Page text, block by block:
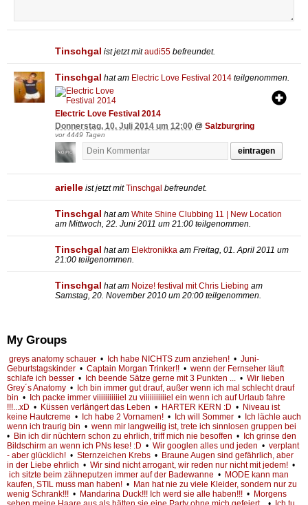
Tinschgal ist jetzt mitaudi55 befreundet.
Tinschgal hat am Electric Love Festival 2014 teilgenommen.
Electric Love Festival 2014
Donnerstag, 10. Juli 2014 um 12:00 @ Salzburgring
vor 4449 Tagen
eintragen
arielle ist jetzt mitTinschgal befreundet.
Tinschgal hat am White Shine Clubbing 11 | New Location
am Mittwoch, 22. Juni 2011 um 21:00 teilgenommen.
Tinschgal hat am Elektronikka am Freitag, 01. April 2011 um
21:00 teilgenommen.
Tinschgal hat am Noize! festival mit Chris Liebing am
Samstag, 20. November 2010 um 20:00 teilgenommen.
My Groups
greys anatomy schauer • Ich habe NICHTS zum anziehen! • Juni-
Geburtstagskinder • Captain Morgan Trinker!! • wenn der Fernseher läuft
schlafe ich besser • Ich beende Sätze gerne mit 3 Punkten ... • Wir lieben
Grey´s Anatomy •
Ich bin immer gut drauf, außer wenn ich mal schlecht drauf
bin •
Ich packe immer viiiiiiiiiiiel zu viiiiiiiiiiiel ein wenn ich auf Urlaub fahre
!!!...xD • Küssen verlängert das Leben • HARTER KERN :D • Niveau ist
keine Hautcreme • Ich habe 2 Vornamen! • Ich will Sommer •
Ich lächle auch
wenn ich traurig bin • wenn mir langweilig ist, trete ich sinnlosen gruppen bei
• Bin ich dir nüchtern schon zu ehrlich, triff mich nie besoffen •
Ich grinse den
Bildschirm an wenn ich PNs lese! :D • Wir googlen alles und jeden • verplant
- aber glücklich! • Sternzeichen Krebs • Braune Augen sind gefährlich, aber
in der Liebe ehrlich • Wir sind nicht arrogant, wir reden nur nicht mit jedem! •
ich sitzte beim zähneputzen immer auf der Badewanne • MODE kann man
kaufen, STIL muss man haben! • Man hat nie zu viele Kleider, sondern nur zu
wenig Schrank!!! • Mandarina Duck!!! Ich werd sie alle haben!!! • Morgens